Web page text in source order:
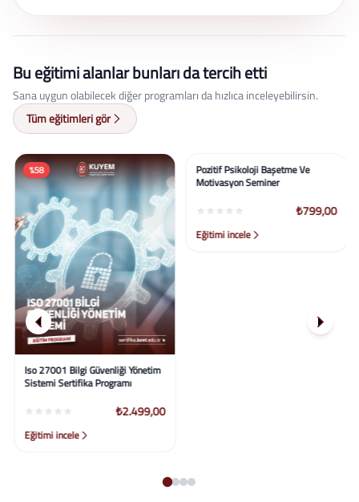
Bu eğitimi alanlar bunları da tercih etti
Sana uygun olabilecek diğer programları da hızlıca inceleyebilirsin.
Tüm eğitimleri gör
%58
Iso 27001 Bilgi Güvenliği Yönetim
Sistemi Sertifika Programı
₺2.499,00
Eğitimi incele
%50